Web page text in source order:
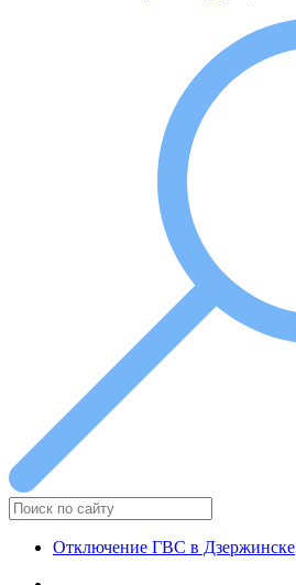
Отключение ГВС в Дзержинске